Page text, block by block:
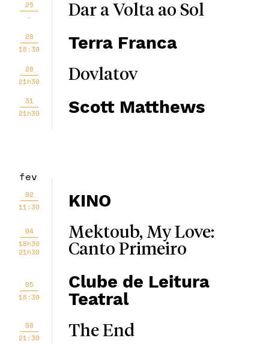
25
-
Dar a Volta ao Sol
28
18:30
Terra Franca
28
21h30
Dovlatov
31
21h30
Scott Matthews
fev
02
11:30
KINO
04
18h30
21h30
Mektoub, My Love:
Canto Primeiro
05
18:30
Clube de Leitura
Teatral
08
21:30
The End